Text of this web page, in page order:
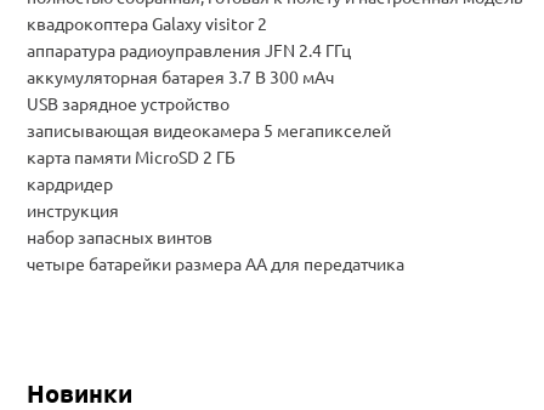
квадрокоптера Galaxy visitor 2
аппаратура радиоуправления JFN 2.4 ГГц
аккумуляторная батарея 3.7 В 300 мАч
USB зарядное устройство
записывающая видеокамера 5 мегапикселей
карта памяти MicroSD 2 ГБ
кардридер
инструкция
набор запасных винтов
четыре батарейки размера AA для передатчика
Новинки